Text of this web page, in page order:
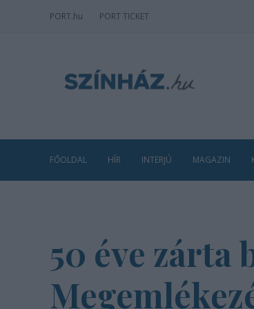
PORT.hu PORT TICKET
FŐOLDAL HÍR INTERJÚ MAGAZIN
50 éve zárta